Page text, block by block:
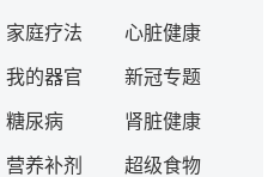
家庭疗法 心脏健康
我的器官 新冠专题
糖尿病 肾脏健康
营养补剂 超级食物